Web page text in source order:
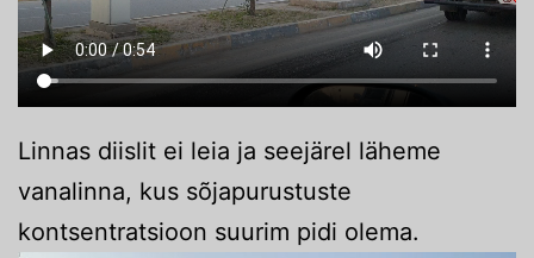
Linnas diislit ei leia ja seejärel läheme
vanalinna, kus sõjapurustuste
kontsentratsioon suurim pidi olema.